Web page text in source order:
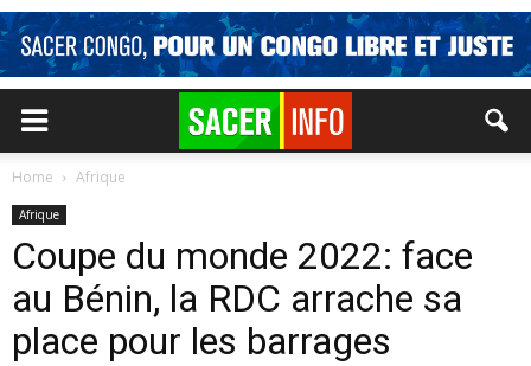
Home Afrique
Afrique
Coupe du monde 2022: face
au Bénin, la RDC arrache sa
place pour les barrages